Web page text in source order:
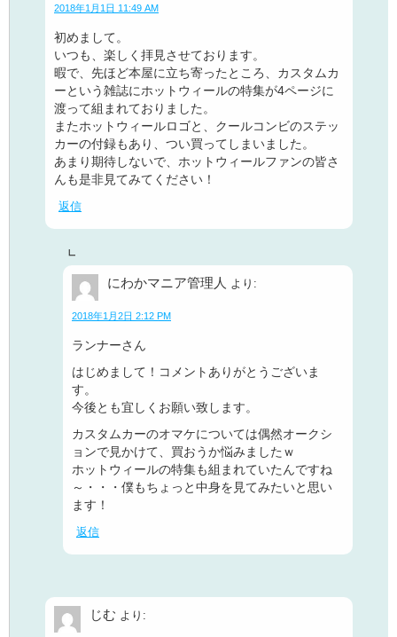
2018年1月1日 11:49 AM
初めまして。
いつも、楽しく拝見させております。
暇で、先ほど本屋に立ち寄ったところ、カスタムカ
ーという雑誌にホットウィールの特集が4ページに
渡って組まれておりました。
またホットウィールロゴと、クールコンビのステッ
カーの付録もあり、つい買ってしまいました。
あまり期待しないで、ホットウィールファンの皆さ
んも是非見てみてください！
返信
にわかマニア管理人 より:
2018年1月2日 2:12 PM
ランナーさん
はじめまして！コメントありがとうございま
す。
今後とも宜しくお願い致します。
カスタムカーのオマケについては偶然オークシ
ョンで見かけて、買おうか悩みましたｗ
ホットウィールの特集も組まれていたんですね
～・・・僕もちょっと中身を見てみたいと思い
ます！
返信
じむ より: